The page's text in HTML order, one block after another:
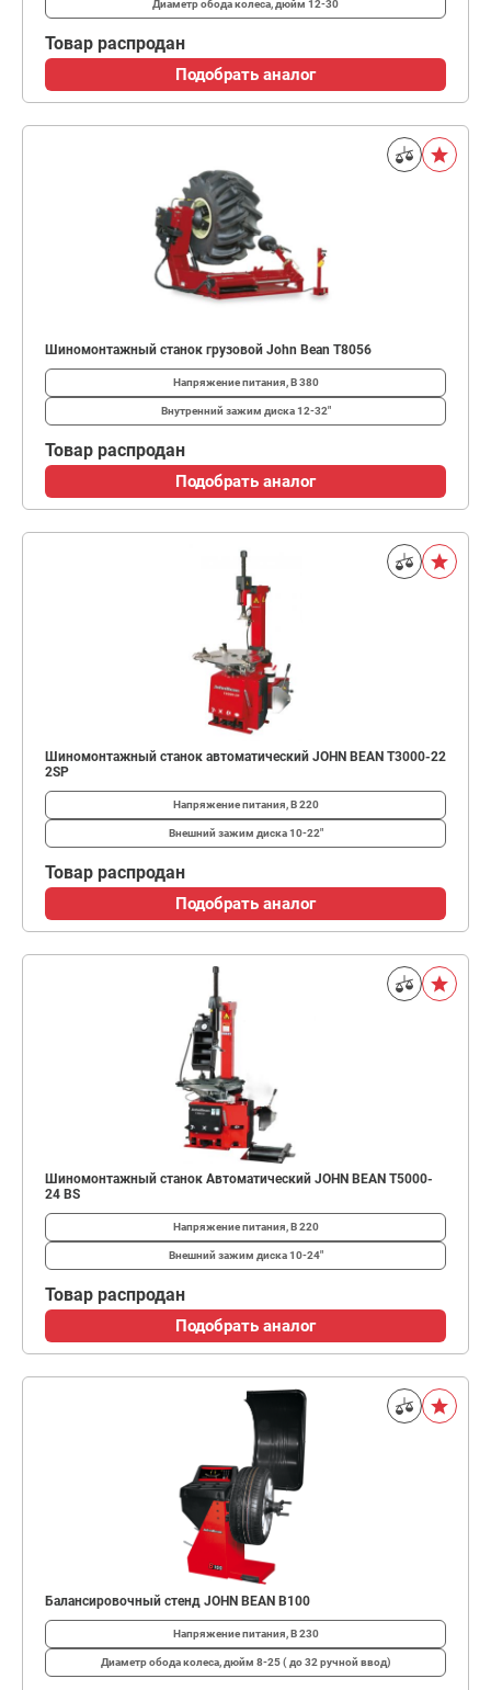
Диаметр обода колеса, дюйм 12-30
Товар распродан
Подобрать аналог
Шиномонтажный станок грузовой John Bean T8056
Напряжение питания, В380
Внутренний зажим диска12-32"
Товар распродан
Подобрать аналог
Шиномонтажный станок автоматический JOHN BEAN T3000-22
2SP
Напряжение питания, В220
Внешний зажим диска10-22"
Товар распродан
Подобрать аналог
Шиномонтажный станок Автоматический JOHN BEAN T5000-
24 BS
Напряжение питания, В220
Внешний зажим диска10-24"
Товар распродан
Подобрать аналог
Балансировочный стенд JOHN BEAN B100
Напряжение питания, В230
Диаметр обода колеса, дюйм 8-25 ( до 32 ручной ввод)